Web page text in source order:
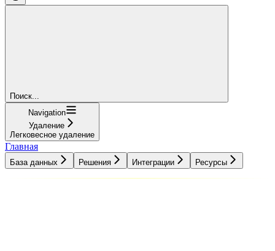
Поиск...
Navigation
Удаление
Легковесное удаление
Главная
База данных Решения Интеграции Ресурсы